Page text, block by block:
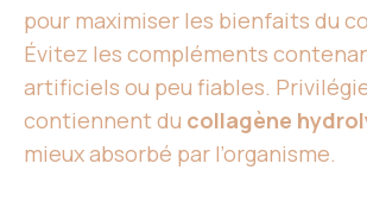
pour maximiser les bienfaits du
Évitez les compléments
artificiels ou peu fiables.
contiennent du collagène
mieux absorbé par l’organisme.